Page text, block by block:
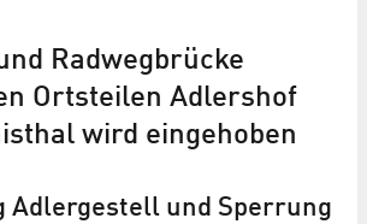
Radwegbrücke
Ortsteilen Adlershof
wird eingehoben
Adlergestell und Sperrung